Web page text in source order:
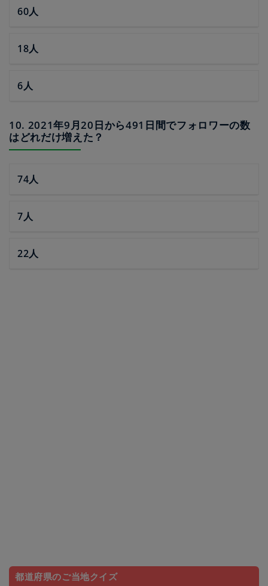
60人
18人
6人
10. 2021年9月20日から491日間でフォロワーの数
はどれだけ増えた？
74人
7人
22人
都道府県のご当地クイズ